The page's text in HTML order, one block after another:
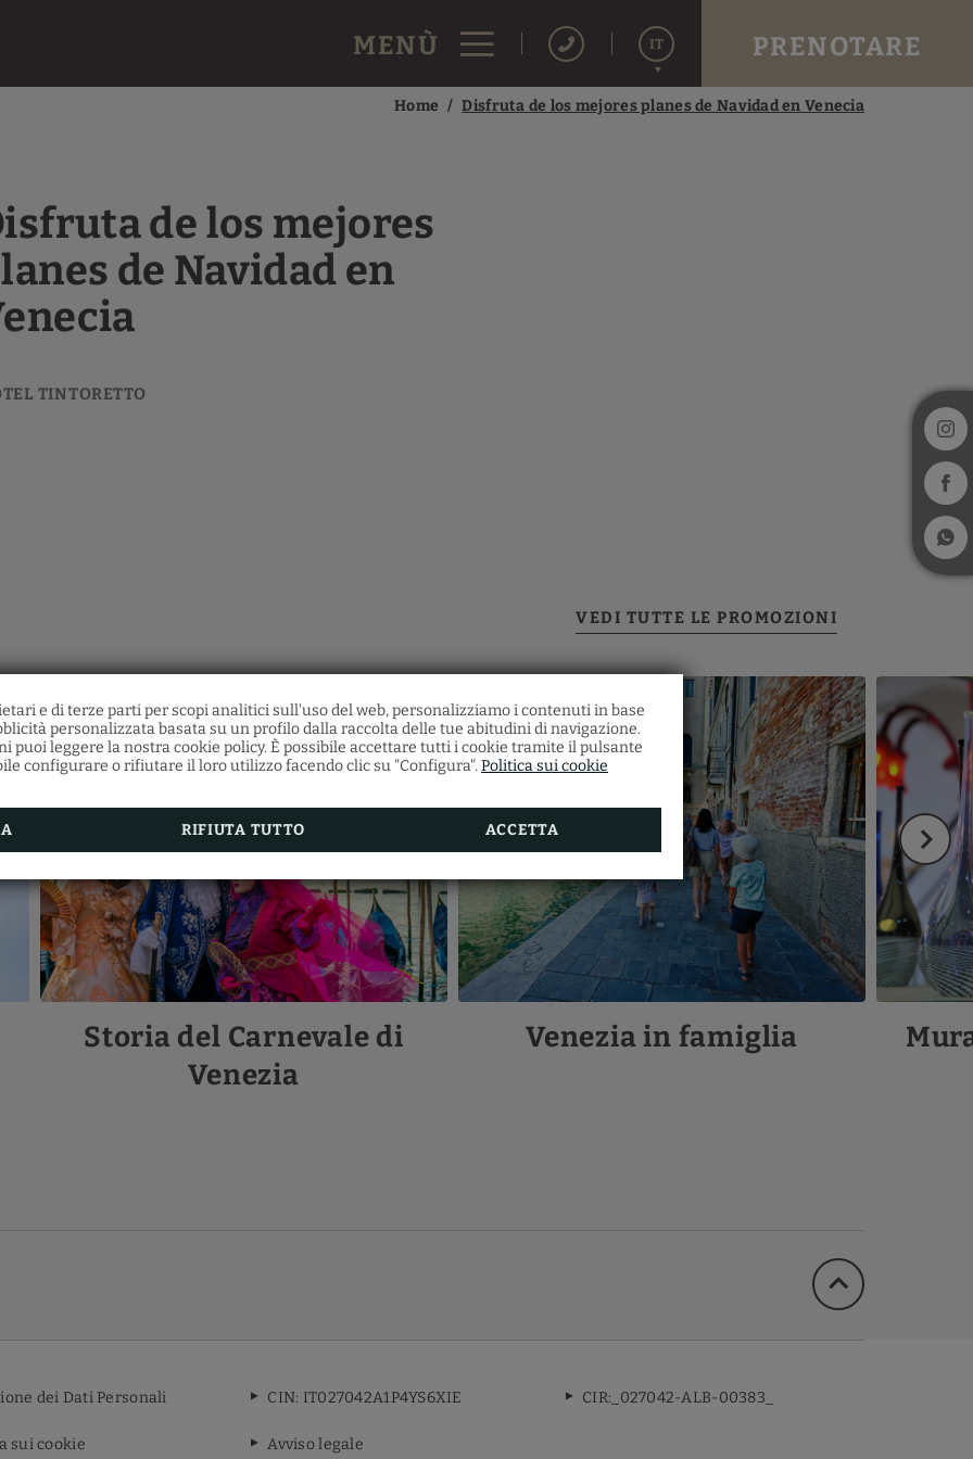
e di terze parti per scopi analitici sull'uso del web, personalizziamo i contenuti in base
personalizzata basata su un profilo dalla raccolta delle tue abitudini di navigazione.
puoi leggere la nostra cookie policy. È possibile accettare tutti i cookie tramite il pulsante
configurare o rifiutare il loro utilizzo facendo clic su "Configura". Politica sui cookie
RIFIUTA TUTTO ACCETTA
MENÙ IT PRENOTARE
a Venezia. Sito Ufficiale.
Home Disfruta de los mejores planes de Navidad en Venecia
de los mejores
de Navidad en
Storia del Carnevale di
Venezia
Venezia in famiglia
dei Dati Personali CIN: IT027042A1P4YS6XIE CIR:_027042-ALB-00383_
sui cookie Avviso legale
Ristorante Santa Fosca
Scopri la gastronomia veneziana presso il nostro
Ristorante Ostaria Santa Fosca, dove potrai gustare una
vasta varietà di piatti tipici della cucina regionale con vista
prenotazione della tua camera sul nostro sito ufficiale.